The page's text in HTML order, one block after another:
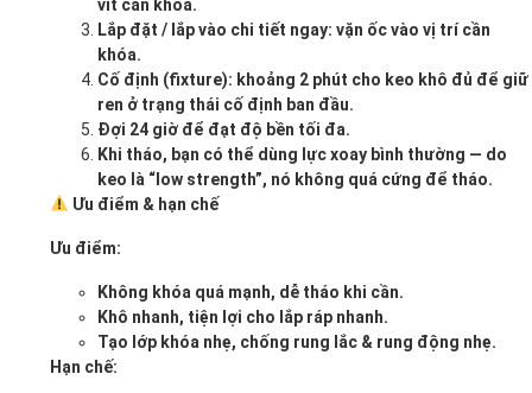
vít cần khóa.
Lắp đặt / lắp vào chi tiết ngay: vặn ốc vào vị trí cần
khóa.
Cố định (fixture): khoảng 2 phút cho keo khô đủ để giữ
ren ở trạng thái cố định ban đầu.
Đợi 24 giờ để đạt độ bền tối đa.
Khi tháo, bạn có thể dùng lực xoay bình thường — do
keo là “low strength”, nó không quá cứng để tháo.
Ưu điểm & hạn chế
Ưu điểm:
Không khóa quá mạnh, dễ tháo khi cần.
Khô nhanh, tiện lợi cho lắp ráp nhanh.
Tạo lớp khóa nhẹ, chống rung lắc & rung động nhẹ.
Hạn chế: